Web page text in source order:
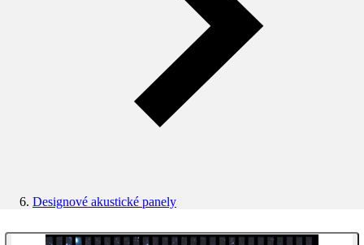
Designové akustické panely